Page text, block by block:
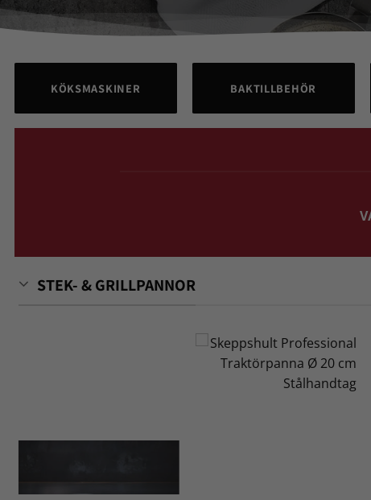
KÖKSMASKINER BAKTILLBEHÖR
STEK- & GRILLPANNOR